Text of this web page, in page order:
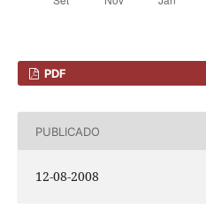
PDF
PUBLICADO
12-08-2008